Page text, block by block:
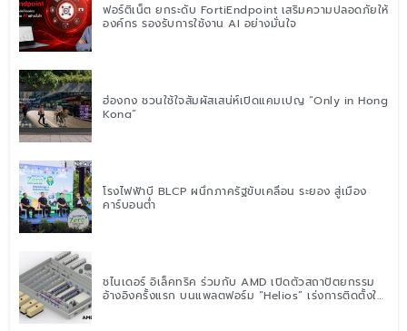
ฟอร์ติเน็ต ยกระดับ FortiEndpoint เสริมความปลอดภัยให้
องค์กร รองรับการใช้งาน AI อย่างมั่นใจ
ฮ่องกง ชวนใช้ใจสัมผัสเสน่ห์เปิดแคมเปญ “Only in Hong
Kong”
โรงไฟฟ้าบี BLCP ผนึกภาครัฐขับเคลื่อน ระยอง สู่เมือง
คาร์บอนต่ำ
ชไนเดอร์ อิเล็คทริค ร่วมกับ AMD เปิดตัวสถาปัตยกรรม
อ้างอิงครั้งแรก บนแพลตฟอร์ม “Helios” เร่งการติดตั้งใช้